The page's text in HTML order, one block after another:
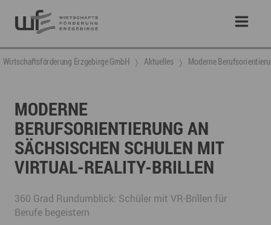
Wirtschaftsförderung Erzgebirge GmbH Aktuelles ​Moderne
​MODERNE
BERUFSORIENTIERUNG AN
SÄCHSISCHEN SCHULEN MIT
VIRTUAL-REALITY-BRILLEN
360 Grad Rundumblick: Schüler mit VR-Brillen für
Berufe begeistern